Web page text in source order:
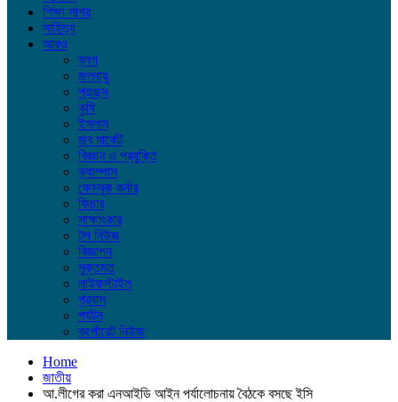
শিক্ষা সাগর
সাহিত্য
আরও
ব্লগ
জলবায়ু
প্রচ্ছদ
কৃষি
ইসলাম
জব মার্কেট
বিজ্ঞান ও প্রযুক্তি
ক্যাম্পাস
ফেসবুক কর্নার
ফিচার
সাক্ষাৎকার
টপ নিউজ
বিজ্ঞাপন
মুক্তমত
লাইফস্টাইল
প্রবাস
পর্যটন
কর্পোরেট নিউজ
Home
জাতীয়
আ.লীগের করা এনআইডি আইন পর্যালোচনায় বৈঠকে বসছে ইসি